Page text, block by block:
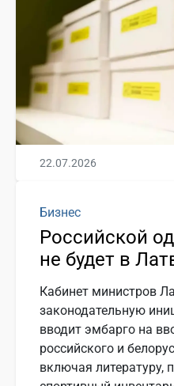
22.07.2026
Бизнес
Российской
не будет в
Кабинет министров
законодательную
вводит эмбарго на
российского и
включая литературу,